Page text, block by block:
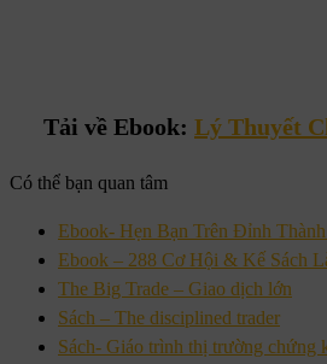
Tải về Ebook: Lý Thuyết
Có thể bạn quan tâm
Ebook- Hẹn Bạn Trên Đỉnh
Ebook – 288 Cơ Hội & Kế Sách
The Big Trade – Giao dịch lớn
Sách – The disciplined trader
Sách- Giáo trình thị trường chứng